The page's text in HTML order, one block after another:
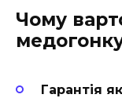
Чому
Гарантія